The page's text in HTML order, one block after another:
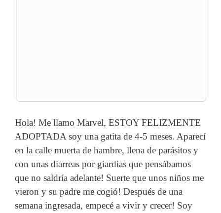
Hola! Me llamo Marvel, ESTOY FELIZMENTE
ADOPTADA soy una gatita de 4-5 meses. Aparecí
en la calle muerta de hambre, llena de parásitos y
con unas diarreas por giardias que pensábamos
que no saldría adelante! Suerte que unos niños me
vieron y su padre me cogió! Después de una
semana ingresada, empecé a vivir y crecer! Soy